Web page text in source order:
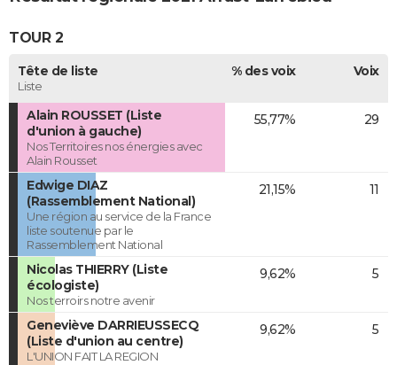
TOUR 2
Tête de liste
Liste
% des voix Voix
Alain ROUSSET (Liste
d'union à gauche)
Nos Territoires nos énergies avec
Alain Rousset
55,77% 29
Edwige DIAZ
(Rassemblement National)
Une région au service de la France
liste soutenue par le
Rassemblement National
21,15% 11
Nicolas THIERRY (Liste
écologiste)
Nos terroirs notre avenir
9,62% 5
Geneviève DARRIEUSSECQ
(Liste d'union au centre)
L'UNION FAIT LA REGION
9,62% 5